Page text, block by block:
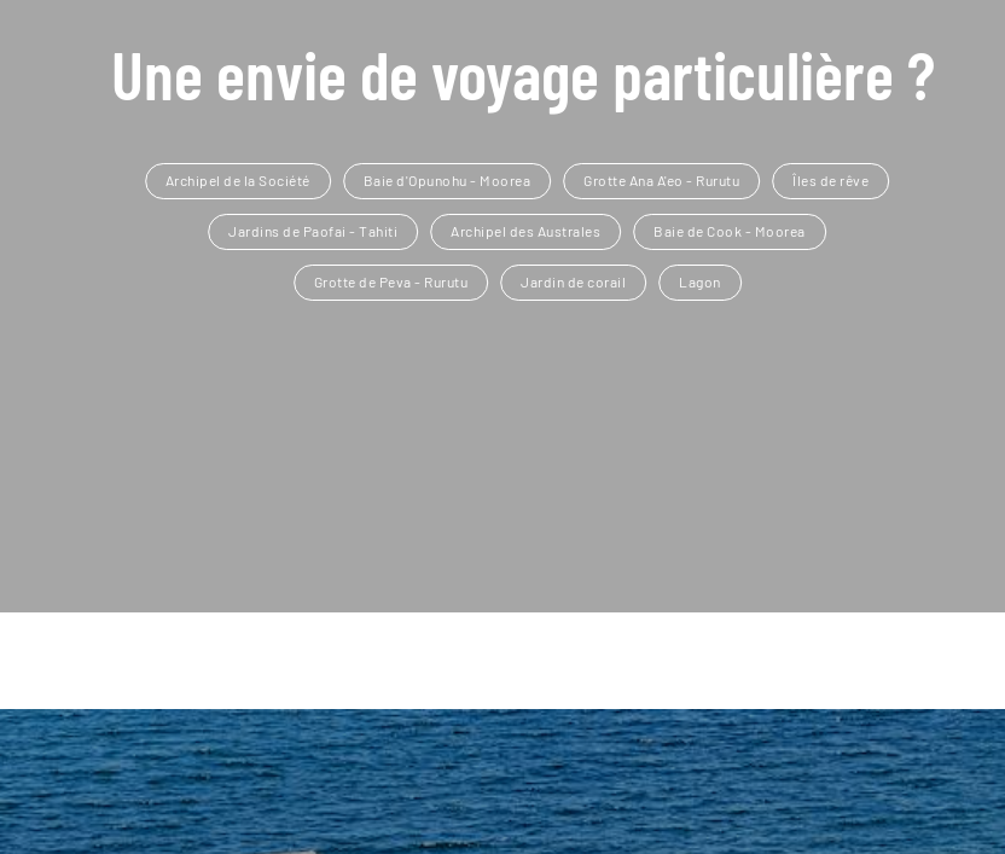
Une envie de voyage particulière ?
Archipel de la Société Baie d'Opunohu - Moorea Grotte Ana A'eo - Rurutu Îles de rêve
Jardins de Paofai - Tahiti Archipel des Australes Baie de Cook - Moorea
Grotte de Peva - Rurutu Jardin de corail Lagon